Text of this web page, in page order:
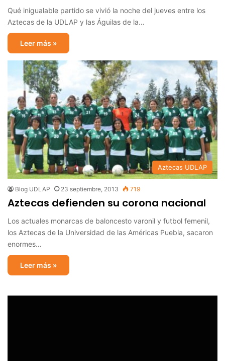
Qué inigualable partido se vivió la noche del jueves entre los
Aztecas de la UDLAP y las Águilas de la…
Leer más »
Aztecas UDLAP
Blog UDLAP 23 septiembre, 2013 719
Aztecas defienden su corona nacional
Los actuales monarcas de baloncesto varonil y futbol femenil,
los Aztecas de la Universidad de las Américas Puebla, sacaron
enormes…
Leer más »